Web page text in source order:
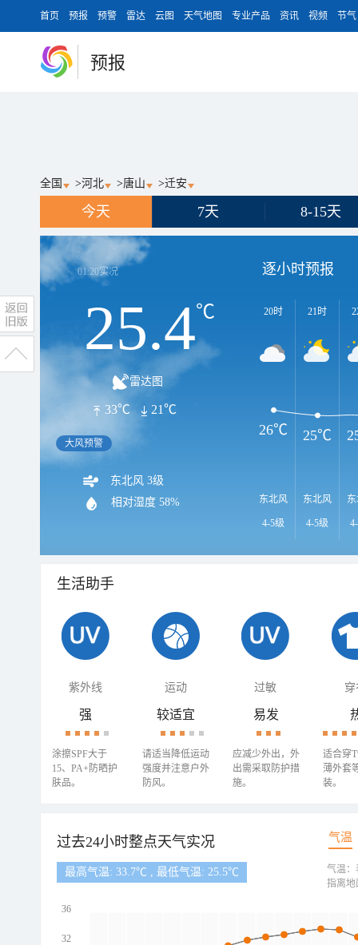
首页 预报 预警 雷达 云图 天气地图 专业产品 资讯 视频 节气
预报
全国 >河北 >唐山 >迁安
今天 7天 8-15天
01:20实况
25.4℃
雷达图
33℃ 21℃
大风预警
东北风 3级
相对湿度 58%
逐小时预报
20时
东北风
4-5级
21时
东北风
4-5级
26℃ 25℃
生活助手
紫外线 运动 过敏 穿
强
涂擦SPF大于
15、PA+防晒护
肤品。
较适宜
请适当降低运动
强度并注意户外
防风。
易发
应减少外出，外
出需采取防护措
施。
适合穿
薄外套
装。
过去24小时整点天气实况 气温
最高气温: 33.7℃ , 最低气温: 25.5℃
36
32
气温：
指离地